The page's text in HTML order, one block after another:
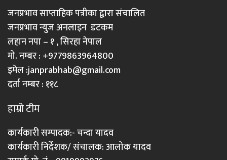
जनप्रभाव साप्ताहिक पत्रीका द्वारा संचालित
जनप्रभाव न्युज अनलाइन डटकम
लहान नपा – १ , सिरहा नेपाल
मो. नम्बर : +9779863964800
इमेल :janprabhab@gmail.com
दर्ता नम्बर : ११८
हाम्रो टीम
कार्यकारी सम्पादक:- चन्दा यादव
कार्यकारी निर्देशक/ संचालक: आलोक यादव